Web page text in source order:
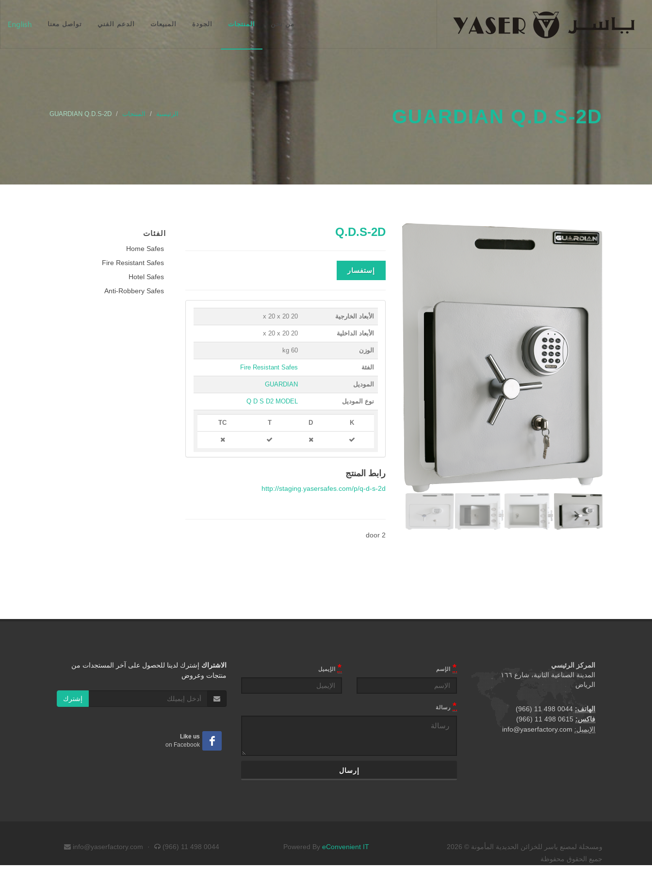
من نحن المنتجات الجودة المبيعات الدعم الفني تواصل معنا
GUARDIAN Q.D.S-2D الرئيسية المنتجات GUARDIAN Q.D.S-2D
Q.D.S-2D
إستفسار
الأبعاد الخارجية 20 x 20 x 20
الأبعاد الداخلية 20 x 20 x 20
الوزن 60 kg
الفئة Fire Resistant Safes
الموديل GUARDIAN
نوع الموديل Q D S D2 MODEL
K
D
T
TC
رابط المنتج
http://staging.yasersafes.com/p/q-d-s-2d
2 door
الفئات
Home Safes
Fire Resistant Safes
Hotel Safes
Anti-Robbery Safes
المركز الرئيسي
المدينة الصناعية الثانية، شارع ١٦٦
الرياض
الهاتف:
فاكس:
الإيميل: info@yaserfactory.com
* الإسم * الإيميل
* رسالة
الاشتراك إشترك لدينا للحصول على آخر المستجدات من
منتجات وعروض
إشترك
Like us
on Facebook
ومسجلة لمصنع ياسر للخزائن الحديدية المأمونة © 2026
جميع الحقوق محفوظة
Powered ByeConvenient IT
info@yaserfactory.com · (966) 11 498 0044